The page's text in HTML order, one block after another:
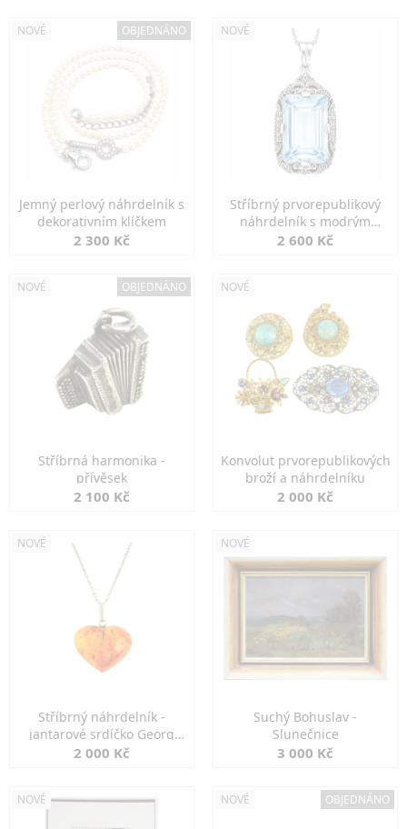
NOVÉ OBJEDNÁNO
Jemný perlový náhrdelník s
dekorativním klíčkem
2 300 Kč
NOVÉ
Stříbrný prvorepublikový
náhrdelník s modrým
spinelem
2 600 Kč
NOVÉ OBJEDNÁNO
Stříbrná harmonika -
přívěsek
2 100 Kč
NOVÉ
Konvolut prvorepublikových
broží a náhrdelníku
2 000 Kč
NOVÉ
Stříbrný náhrdelník -
jantarové srdíčko Georg
Kramer
2 000 Kč
NOVÉ
Suchý Bohuslav -
Slunečnice
3 000 Kč
NOVÉ NOVÉ OBJEDNÁNO